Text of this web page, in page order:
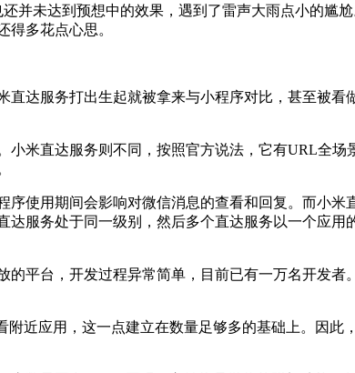
还并未达到预想中的效果，遇到了雷声大雨点小的尴
多花点心思。
服务打出生起就被拿来与小程序对比，甚至被看
直达服务则不同，按照官方说法，它有URL全场
用期间会影响对微信消息的查看和回复。而小米
服务处于同一级别，然后多个直达服务以一个应
台，开发过程异常简单，目前已有一万名开发者
应用，这一点建立在数量足够多的基础上。因此